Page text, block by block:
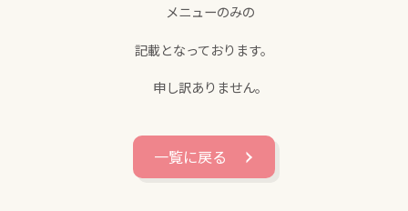
メニューのみの
記載となっております。
申し訳ありません。
一覧に戻る